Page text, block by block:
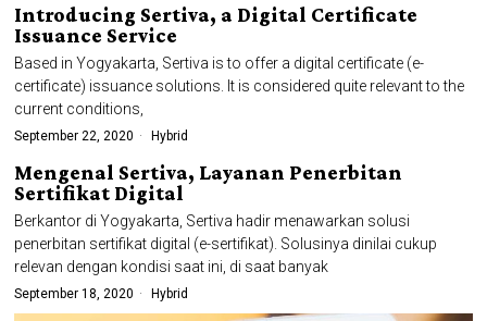
Introducing Sertiva, a Digital Certificate
Issuance Service
Based in Yogyakarta, Sertiva is to offer a digital certificate (e-
certificate) issuance solutions. It is considered quite relevant to the
current conditions,
September 22, 2020 Hybrid
Mengenal Sertiva, Layanan Penerbitan
Sertifikat Digital
Berkantor di Yogyakarta, Sertiva hadir menawarkan solusi
penerbitan sertifikat digital (e-sertifikat). Solusinya dinilai cukup
relevan dengan kondisi saat ini, di saat banyak
September 18, 2020 Hybrid